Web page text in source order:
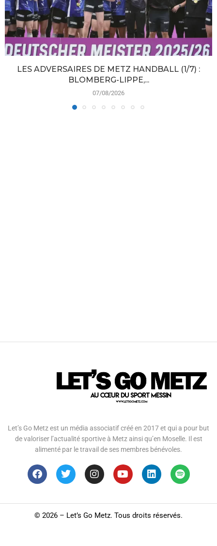
LES ADVERSAIRES DE METZ HANDBALL (1/7) :
BLOMBERG-LIPPE,...
07/08/2026
Let’s Go Metz est un média associatif créé en 2017 et qui a pour but
de valoriser l’actualité sportive à Metz ainsi qu’en Moselle. Il est
alimenté par le travail de ses membres bénévoles.
© 2026 – Let’s Go Metz. Tous droits réservés.